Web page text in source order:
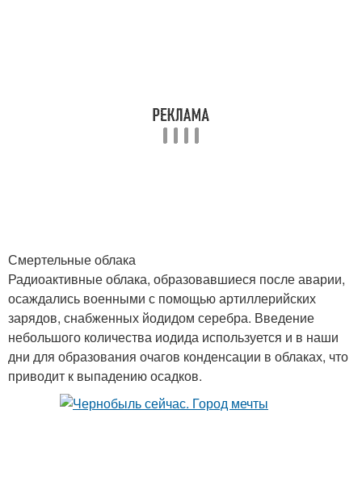
Смертельные облака
Радиоактивные облака, образовавшиеся после аварии,
осаждались военными с помощью артиллерийских
зарядов, снабженных йодидом серебра. Введение
небольшого количества иодида используется и в наши
дни для образования очагов конденсации в облаках, что
приводит к выпадению осадков.